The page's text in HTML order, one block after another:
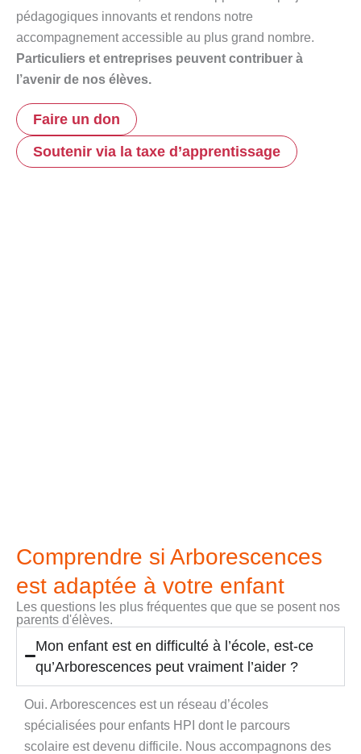
pédagogiques innovants et rendons notre
accompagnement accessible au plus grand nombre.
Particuliers et entreprises peuvent contribuer à
l’avenir de nos élèves.
Faire un don
Soutenir via la taxe d’apprentissage
Comprendre si Arborescences
est adaptée à votre enfant
Les questions les plus fréquentes que que se posent nos
parents d'élèves.
Mon enfant est en difficulté à l’école, est-ce
qu’Arborescences peut vraiment l’aider ?
Oui. Arborescences est un réseau d’écoles
spécialisées pour enfants HPI dont le parcours
scolaire est devenu difficile. Nous accompagnons des